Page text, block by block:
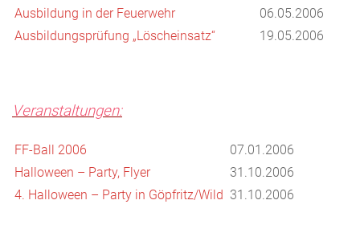
Ausbildung in der Feuerwehr
06.05.2006
Ausbildungsprüfung „Löscheinsatz“
19.05.2006
Veranstaltungen:
FF-Ball 2006
07.01.2006
Halloween – Party, Flyer
31.10.2006
4. Halloween – Party in Göpfritz/Wild 31.10.2006